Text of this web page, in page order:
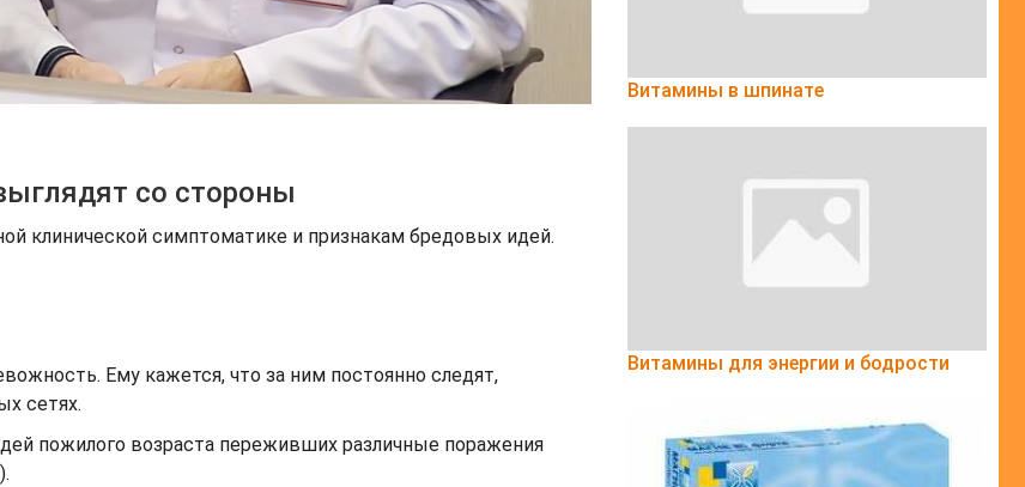
со стороны
клинической симптоматике и признакам бредовых идей.
Ему кажется, что за ним постоянно следят,
сетях.
пожилого возраста переживших различные поражения
Витамины в шпинате
Витамины для энергии и бодрости